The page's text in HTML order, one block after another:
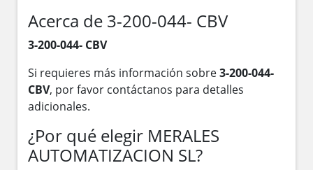
Acerca de 3-200-044- CBV
3-200-044- CBV
Si requieres más información sobre3-200-044-
CBV, por favor contáctanos para detalles
adicionales.
¿Por qué elegir MERALES
AUTOMATIZACION SL?